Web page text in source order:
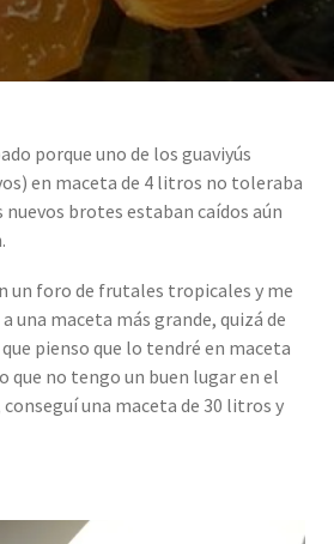
porque uno de los guaviyús
en maceta de 4 litros no toleraba
nuevos brotes estaban caídos aún
un foro de frutales tropicales y me
una maceta más grande, quizá de
pienso que lo tendré en maceta
que no tengo un buen lugar en el
una maceta de 30 litros y